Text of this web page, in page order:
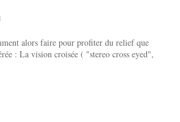
alors faire pour profiter du relief que
: La vision croisée ( "stereo cross eyed",